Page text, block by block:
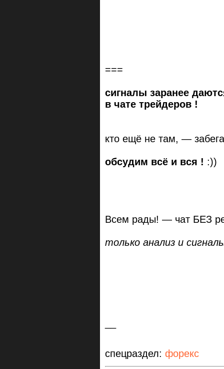
===
сигналы заранее
в чате трейдеров !
кто ещё не там, —
обсудим всё и вся ! :))
Всем рады! — чат БЕЗ
только анализ и
спецраздел: форекс